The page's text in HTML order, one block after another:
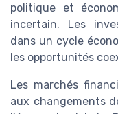
politique et
incertain. Les
dans un cycle
les opportunités
Les marchés
aux changements